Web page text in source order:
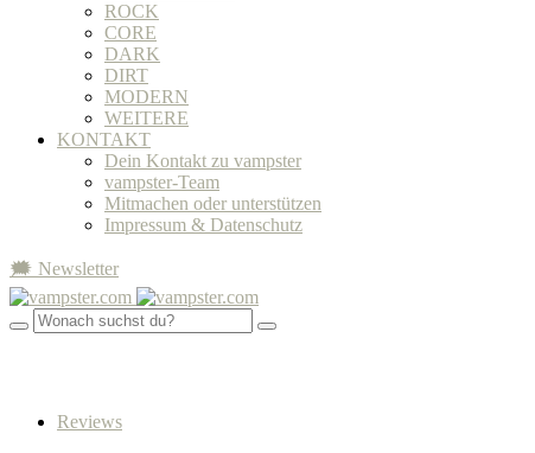
ROCK
CORE
DARK
DIRT
MODERN
WEITERE
KONTAKT
Dein Kontakt zu vampster
vampster-Team
Mitmachen oder unterstützen
Impressum & Datenschutz
🗯 Newsletter
Reviews